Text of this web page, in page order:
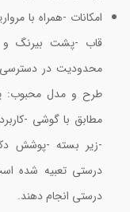
امکانات -همراه با
قاب -پشت بیرنگ و
محدودیت در دسترسی
مطابق با گوشی -
-زیر بسته -پوشش
درستی تعبیه شده
درستی انجام دهند.